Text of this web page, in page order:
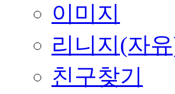
이미지
리니지(자
친구찾기